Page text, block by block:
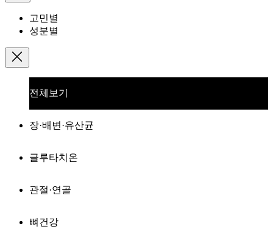
고민별
성분별
전체보기
장·배변·유산균
글루타치온
관절·연골
뼈건강